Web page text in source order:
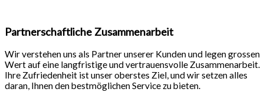
Partnerschaftliche Zusammenarbeit
Wir verstehen uns als Partner unserer Kunden und legen grossen
Wert auf eine langfristige und vertrauensvolle Zusammenarbeit.
Ihre Zufriedenheit ist unser oberstes Ziel, und wir setzen alles
daran, Ihnen den bestmöglichen Service zu bieten.